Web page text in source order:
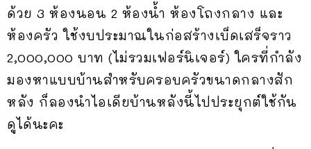
ด้วย 3 ห้องนอน 2 ห้องน้ำ ห้องโถงกลาง และ
ห้องครัว ใช้งบประมาณในก่อสร้างเบ็ดเสร็จราว
2,000,000 บาท (ไม่รวมเฟอร์นิเจอร์) ใครที่กำลัง
มองหาแบบบ้านสำหรับครอบครัวขนาดกลางสัก
หลัง ก็ลองนำไอเดียบ้านหลังนี้ไปประยุกต์ใช้กัน
ดูได้นะคะ